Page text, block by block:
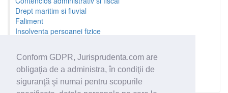
Conform GDPR, Jurisprudenta.com are
obligaţia de a administra, în condiţii de
siguranţă şi numai pentru scopurile
Drept maritim si fluvial
Faliment
Insolventa persoanei fizice
Minori si familie
Penal
Proprietate Intelectuala